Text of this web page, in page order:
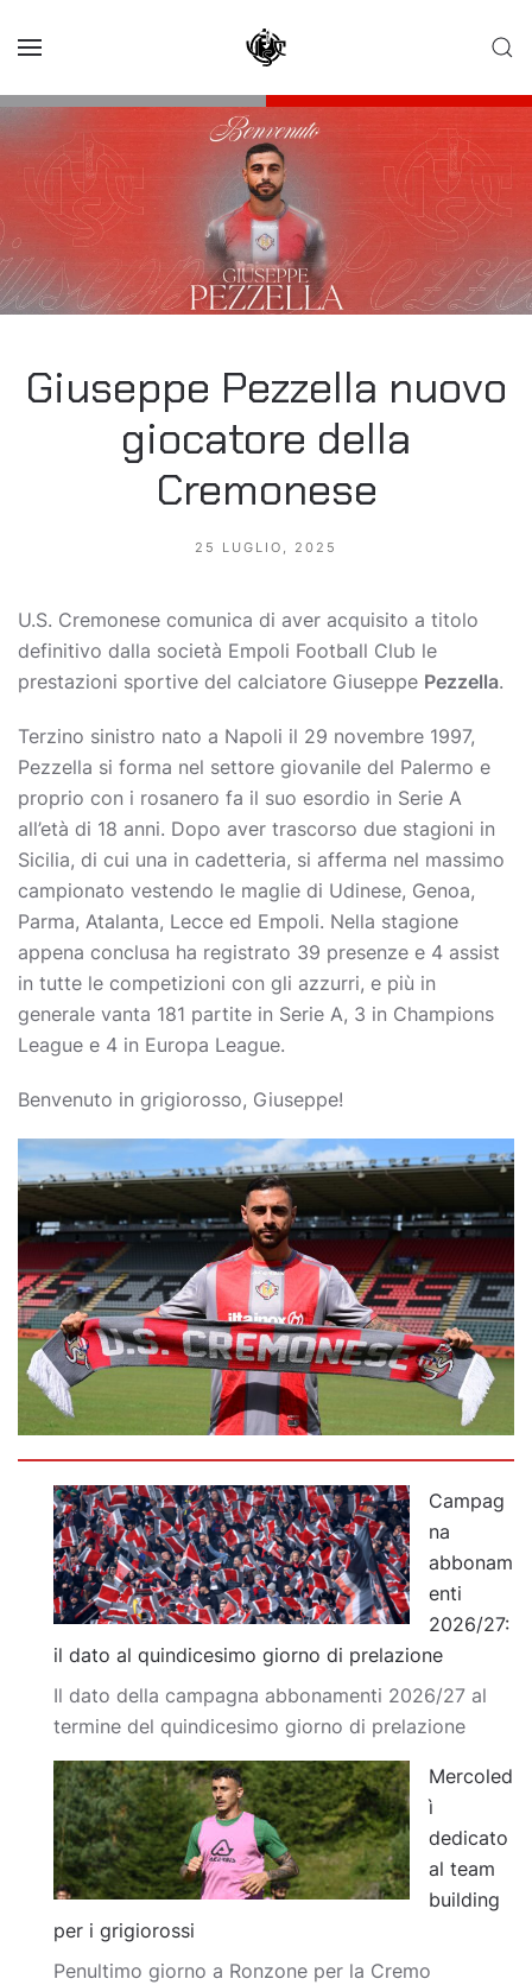
Giuseppe Pezzella nuovo
giocatore della
Cremonese
25 LUGLIO, 2025
U.S. Cremonese comunica di aver acquisito a titolo
definitivo dalla società Empoli Football Club le
prestazioni sportive del calciatore Giuseppe Pezzella.
Terzino sinistro nato a Napoli il 29 novembre 1997,
Pezzella si forma nel settore giovanile del Palermo e
proprio con i rosanero fa il suo esordio in Serie A
all’età di 18 anni. Dopo aver trascorso due stagioni in
Sicilia, di cui una in cadetteria, si afferma nel massimo
campionato vestendo le maglie di Udinese, Genoa,
Parma, Atalanta, Lecce ed Empoli. Nella stagione
appena conclusa ha registrato 39 presenze e 4 assist
in tutte le competizioni con gli azzurri, e più in
generale vanta 181 partite in Serie A, 3 in Champions
League e 4 in Europa League.
Benvenuto in grigiorosso, Giuseppe!
Campag
na
abbonam
enti
2026/27:
il dato al quindicesimo giorno di prelazione
Il dato della campagna abbonamenti 2026/27 al
termine del quindicesimo giorno di prelazione
Mercoled
ì
dedicato
al team
building
per i grigiorossi
Penultimo giorno a Ronzone per la Cremo